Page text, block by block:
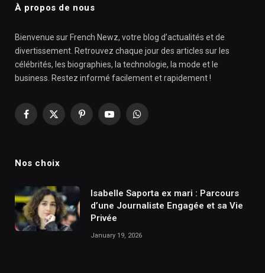
À propos de nous
Bienvenue sur French Newz, votre blog d’actualités et de
divertissement. Retrouvez chaque jour des articles sur les
célébrités, les biographies, la technologie, la mode et le
business. Restez informé facilement et rapidement !
Facebook
X
PinterestYouTubeWhatsApp
Nos choix
Isabelle Saporta ex mari : Parcours
d’une Journaliste Engagée et sa Vie
Privée
January 19, 2026